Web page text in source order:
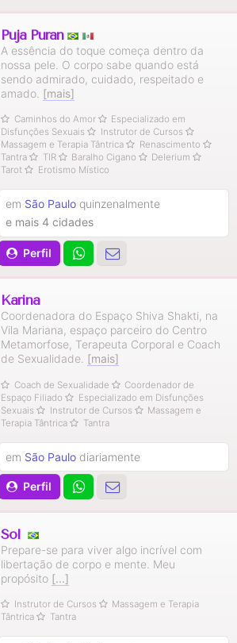
Puja Puran
A essência do toque começa dentro da
nossa pele. O corpo sabe quando está
sendo admirado, cuidado, respeitado e
amado. [mais]
Caminhos do Amor
Especializado em
Disfunções Sexuais
Instrutor de Cursos
Massagem e Terapia Tântrica
Renascimento
Tantra
TIR Baralho Cigano
Delerium
Tarot
Erotismo Místico
Perfil
em São Paulo quinzenalmente
e mais 4 cidades
Karina
Coordenadora do Espaço Shiva Shakti, na
Vila Mariana, espaço parceiro do Centro
Metamorfose, Terapeuta Corporal e Coach
de Sexualidade. [mais]
Coach de Sexualidade
Coordenador de
Espaço Filiado
Especializado em Disfunções
Sexuais
Instrutor de Cursos
Massagem e
Terapia Tântrica
Tantra
Perfil
em São Paulo diariamente
Sol
Prepare-se para viver algo incrível com
libertação de corpo e mente. Meu
propósito [...]
Instrutor de Cursos
Massagem e Terapia
Tântrica
Tantra